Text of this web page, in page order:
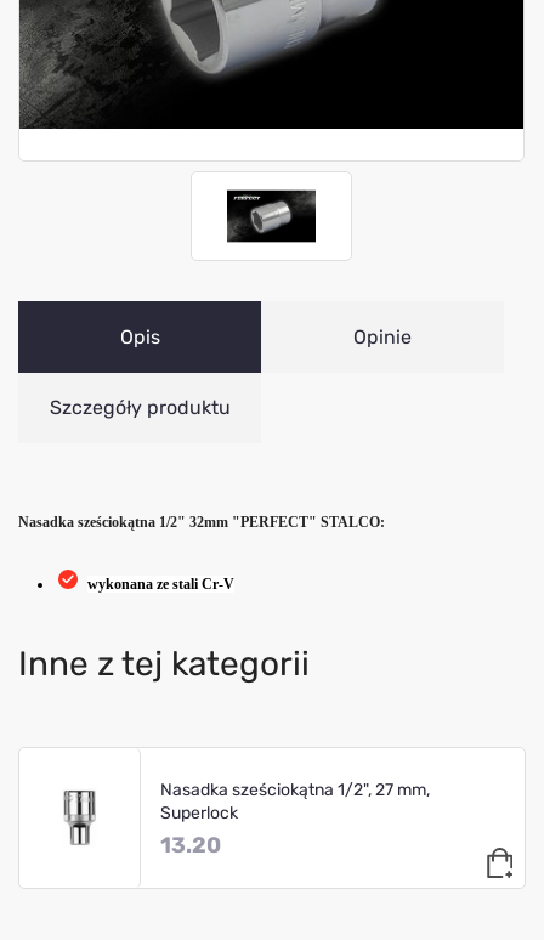
Opis Opinie
Szczegóły produktu
Nasadka sześciokątna 1/2" 32mm "PERFECT" STALCO:
wykonana ze stali Cr-V
Inne z tej kategorii
Nasadka sześciokątna 1/2", 27 mm,
Superlock
13.20